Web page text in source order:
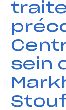
sein